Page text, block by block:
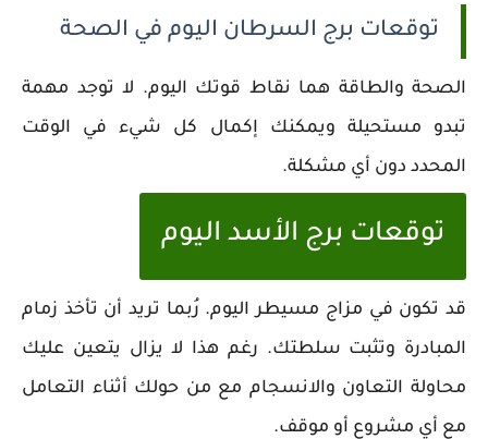
توقعات برج السرطان اليوم في الصحة
الصحة والطاقة هما نقاط قوتك اليوم. لا توجد مهمة
تبدو مستحيلة ويمكنك إكمال كل شيء في الوقت
المحدد دون أي مشكلة.
توقعات برج الأسد اليوم
قد تكون في مزاج مسيطر اليوم. رُبما تريد أن تأخذ زمام
المبادرة وتثبت سلطتك. رغم هذا لا يزال يتعين عليك
محاولة التعاون والانسجام مع من حولك أثناء التعامل
مع أي مشروع أو موقف.